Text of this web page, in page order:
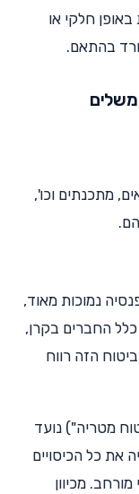
חלקי או
בהתאם.
משלים
מתכנתים וכו',
נמוכות מאוד,
החברים בקרן,
הזה רווח
מטריה") נועד
את כל הכיסויים
מכיוון